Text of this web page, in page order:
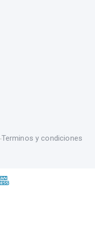
Terminos y condiciones